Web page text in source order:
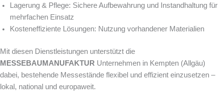
Lagerung & Pflege: Sichere Aufbewahrung und Instandhaltung für
mehrfachen Einsatz
Kosteneffiziente Lösungen: Nutzung vorhandener Materialien
Mit diesen Dienstleistungen unterstützt die
MESSEBAUMANUFAKTUR Unternehmen in Kempten (Allgäu)
dabei, bestehende Messestände flexibel und effizient einzusetzen –
lokal, national und europaweit.